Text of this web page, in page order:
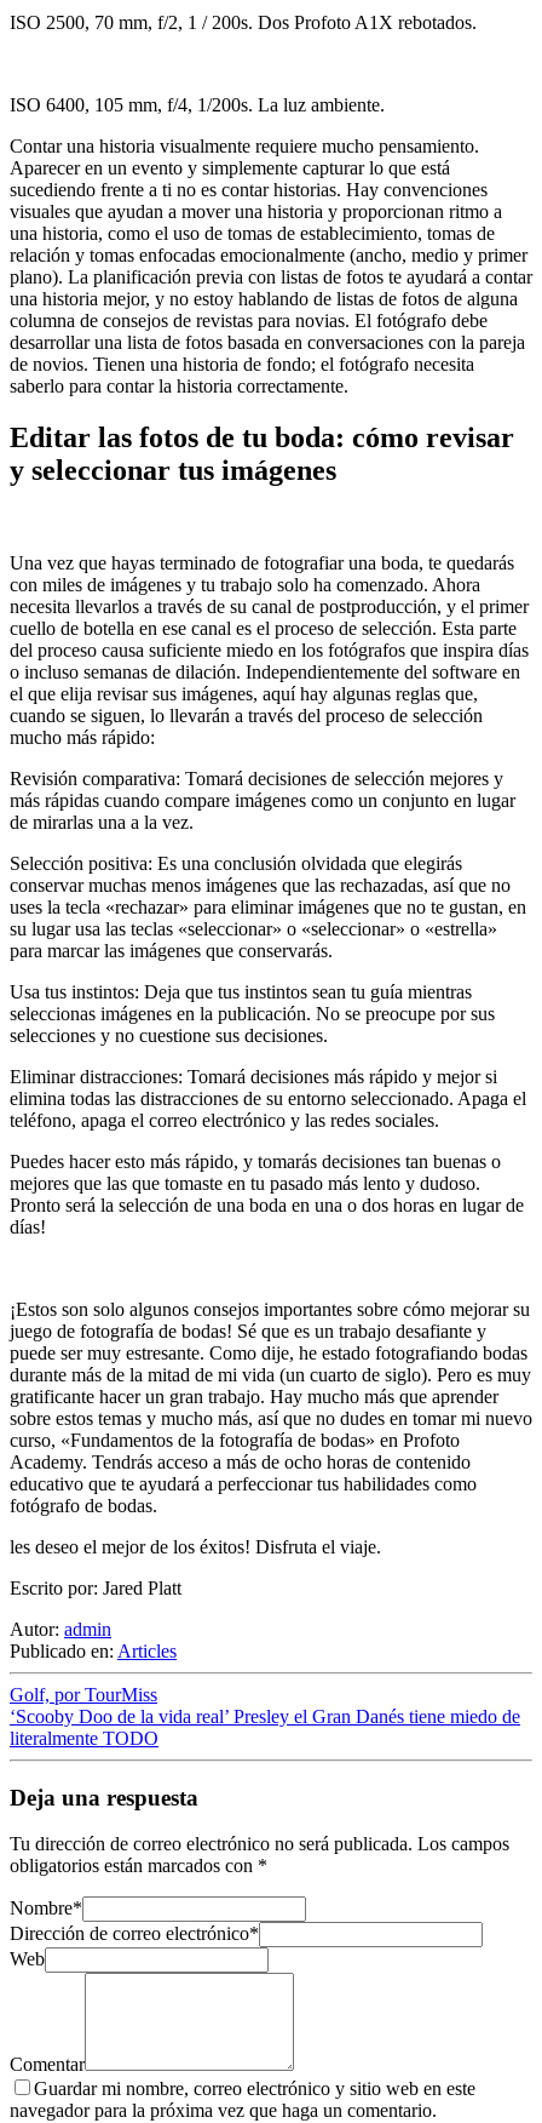
ISO 2500, 70 mm, f/2, 1 / 200s. Dos Profoto A1X rebotados.
ISO 6400, 105 mm, f/4, 1/200s. La luz ambiente.
Contar una historia visualmente requiere mucho pensamiento.
Aparecer en un evento y simplemente capturar lo que está
sucediendo frente a ti no es contar historias. Hay convenciones
visuales que ayudan a mover una historia y proporcionan ritmo a
una historia, como el uso de tomas de establecimiento, tomas de
relación y tomas enfocadas emocionalmente (ancho, medio y primer
plano). La planificación previa con listas de fotos te ayudará a contar
una historia mejor, y no estoy hablando de listas de fotos de alguna
columna de consejos de revistas para novias. El fotógrafo debe
desarrollar una lista de fotos basada en conversaciones con la pareja
de novios. Tienen una historia de fondo; el fotógrafo necesita
saberlo para contar la historia correctamente.
Editar las fotos de tu boda: cómo revisar
y seleccionar tus imágenes
Una vez que hayas terminado de fotografiar una boda, te quedarás
con miles de imágenes y tu trabajo solo ha comenzado. Ahora
necesita llevarlos a través de su canal de postproducción, y el primer
cuello de botella en ese canal es el proceso de selección. Esta parte
del proceso causa suficiente miedo en los fotógrafos que inspira días
o incluso semanas de dilación. Independientemente del software en
el que elija revisar sus imágenes, aquí hay algunas reglas que,
cuando se siguen, lo llevarán a través del proceso de selección
mucho más rápido:
Revisión comparativa: Tomará decisiones de selección mejores y
más rápidas cuando compare imágenes como un conjunto en lugar
de mirarlas una a la vez.
Selección positiva: Es una conclusión olvidada que elegirás
conservar muchas menos imágenes que las rechazadas, así que no
uses la tecla «rechazar» para eliminar imágenes que no te gustan, en
su lugar usa las teclas «seleccionar» o «seleccionar» o «estrella»
para marcar las imágenes que conservarás.
Usa tus instintos: Deja que tus instintos sean tu guía mientras
seleccionas imágenes en la publicación. No se preocupe por sus
selecciones y no cuestione sus decisiones.
Eliminar distracciones: Tomará decisiones más rápido y mejor si
elimina todas las distracciones de su entorno seleccionado. Apaga el
teléfono, apaga el correo electrónico y las redes sociales.
Puedes hacer esto más rápido, y tomarás decisiones tan buenas o
mejores que las que tomaste en tu pasado más lento y dudoso.
Pronto será la selección de una boda en una o dos horas en lugar de
días!
¡Estos son solo algunos consejos importantes sobre cómo mejorar su
juego de fotografía de bodas! Sé que es un trabajo desafiante y
puede ser muy estresante. Como dije, he estado fotografiando bodas
durante más de la mitad de mi vida (un cuarto de siglo). Pero es muy
gratificante hacer un gran trabajo. Hay mucho más que aprender
sobre estos temas y mucho más, así que no dudes en tomar mi nuevo
curso, «Fundamentos de la fotografía de bodas» en Profoto
Academy. Tendrás acceso a más de ocho horas de contenido
educativo que te ayudará a perfeccionar tus habilidades como
fotógrafo de bodas.
les deseo el mejor de los éxitos! Disfruta el viaje.
Escrito por: Jared Platt
Autor: admin
Publicado en: Articles
Golf, por TourMiss
‘Scooby Doo de la vida real’ Presley el Gran Danés tiene miedo de
literalmente TODO
Deja una respuesta
Tu dirección de correo electrónico no será publicada. Los campos
obligatorios están marcados con *
Nombre*
Dirección de correo electrónico*
Web
Comentar
Guardar mi nombre, correo electrónico y sitio web en este
navegador para la próxima vez que haga un comentario.